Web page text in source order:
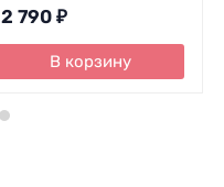
2 790 ₽
В корзину